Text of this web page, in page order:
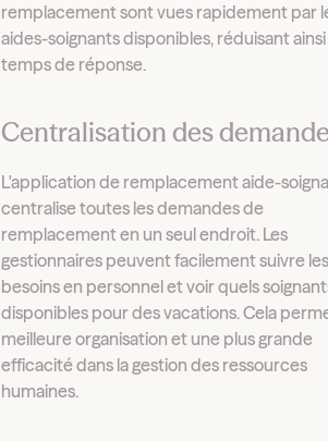
remplacement sont vues rapidement par
aides-soignants disponibles, réduisant
temps de réponse.
Centralisation des
L'application de remplacement aide-
centralise toutes les demandes de
remplacement en un seul endroit. Les
gestionnaires peuvent facilement suivre
besoins en personnel et voir quels
disponibles pour des vacations. Cela
meilleure organisation et une plus grande
efficacité dans la gestion des ressources
humaines.